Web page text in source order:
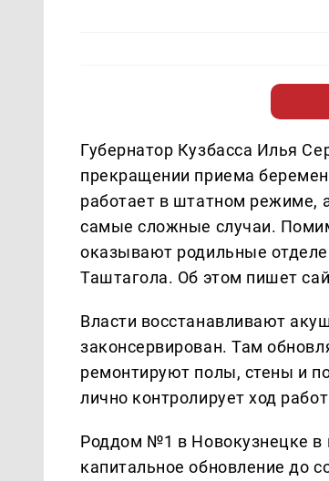
Губернатор Кузбасса Илья
прекращении приема
работает в штатном режиме,
самые сложные случаи.
оказывают родильные
Таштагола. Об этом пишет
Власти восстанавливают
законсервирован. Там
ремонтируют полы, стены и
лично контролирует ход
Роддом №1 в Новокузнецке в
капитальное обновление до